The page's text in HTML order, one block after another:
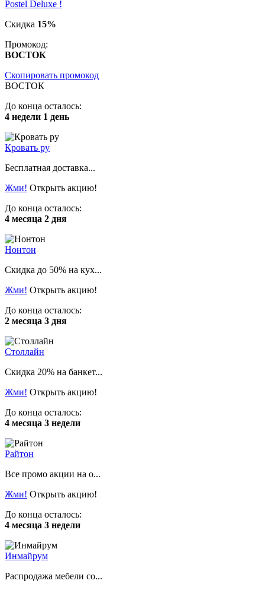
Postel Deluxe !
Скидка 15%
Промокод:
ВОСТОК
Скопировать промокод
ВОСТОК
До конца осталось:
4 недели 1 день
Кровать ру
Бесплатная доставка...
Жми! Открыть акцию!
До конца осталось:
4 месяца 2 дня
Нонтон
Скидка до 50% на кух...
Жми! Открыть акцию!
До конца осталось:
2 месяца 3 дня
Столлайн
Скидка 20% на банкет...
Жми! Открыть акцию!
До конца осталось:
4 месяца 3 недели
Райтон
Все промо акции на о...
Жми! Открыть акцию!
До конца осталось:
4 месяца 3 недели
Инмайрум
Распродажа мебели со...